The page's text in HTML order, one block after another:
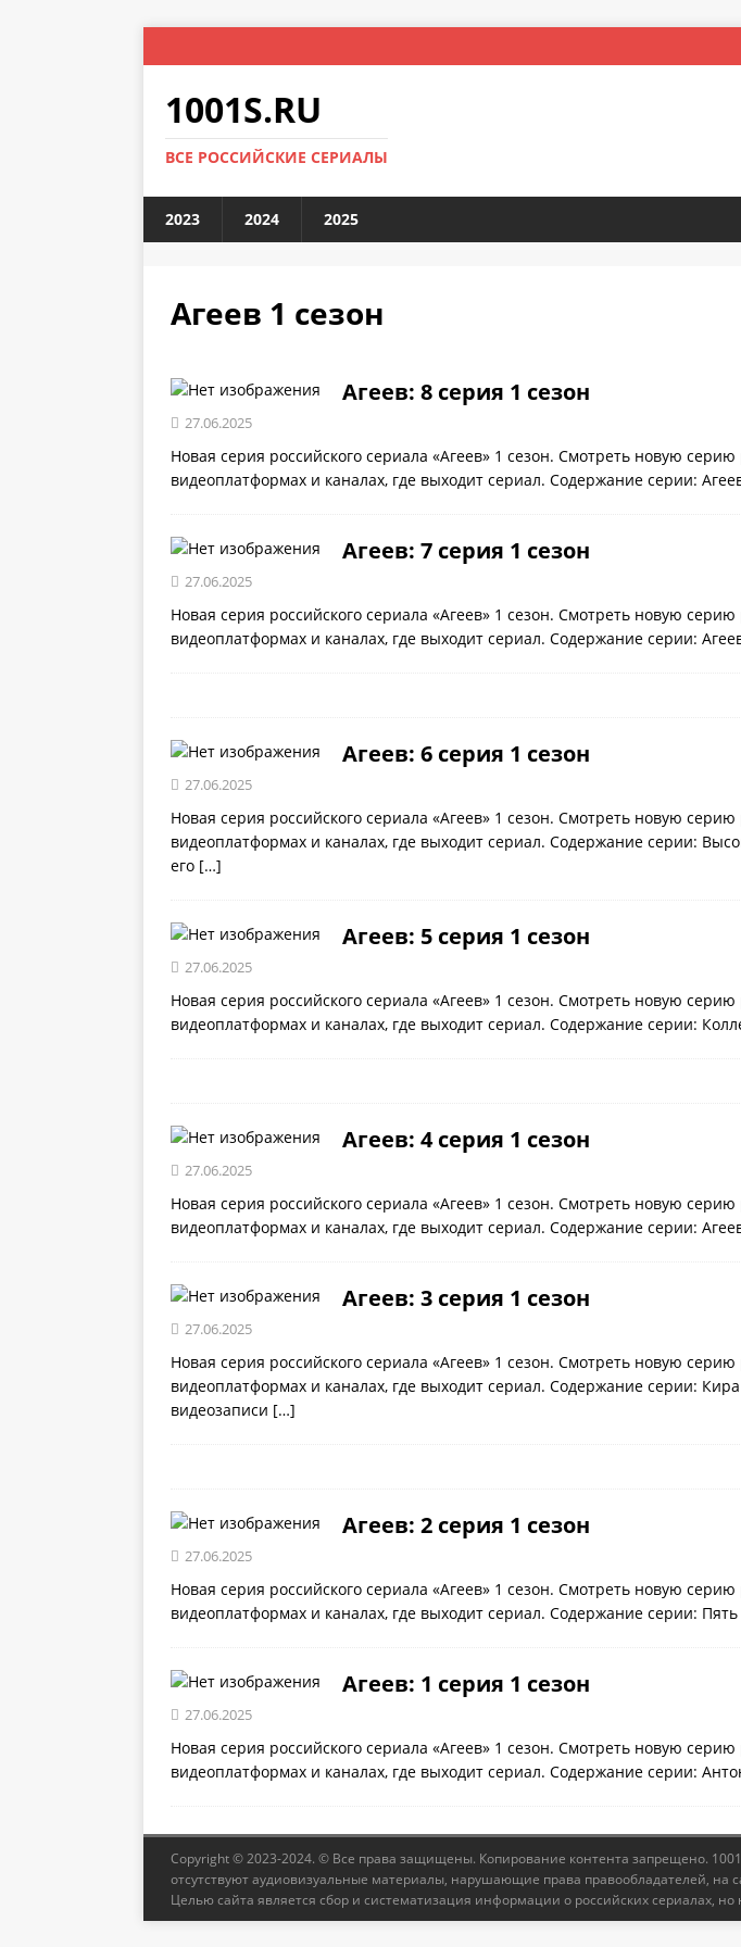
1001S.RU
ВСЕ РОССИЙСКИЕ СЕРИАЛЫ
2023 2024 2025
Агеев 1 сезон
Агеев: 8 серия 1 сезон
27.06.2025
Новая серия российского сериала «Агеев» 1 сезон. Смотреть новую
видеоплатформах и каналах, где выходит сериал. Содержание серии:
Агеев: 7 серия 1 сезон
27.06.2025
Новая серия российского сериала «Агеев» 1 сезон. Смотреть новую
видеоплатформах и каналах, где выходит сериал. Содержание серии:
Агеев: 6 серия 1 сезон
27.06.2025
Новая серия российского сериала «Агеев» 1 сезон. Смотреть новую
видеоплатформах и каналах, где выходит сериал. Содержание серии:
его […]
Агеев: 5 серия 1 сезон
27.06.2025
Новая серия российского сериала «Агеев» 1 сезон. Смотреть новую
видеоплатформах и каналах, где выходит сериал. Содержание серии:
Агеев: 4 серия 1 сезон
27.06.2025
Новая серия российского сериала «Агеев» 1 сезон. Смотреть новую
видеоплатформах и каналах, где выходит сериал. Содержание серии:
Агеев: 3 серия 1 сезон
27.06.2025
Новая серия российского сериала «Агеев» 1 сезон. Смотреть новую
видеоплатформах и каналах, где выходит сериал. Содержание серии:
видеозаписи […]
Агеев: 2 серия 1 сезон
27.06.2025
Новая серия российского сериала «Агеев» 1 сезон. Смотреть новую
видеоплатформах и каналах, где выходит сериал. Содержание серии:
Агеев: 1 серия 1 сезон
27.06.2025
Новая серия российского сериала «Агеев» 1 сезон. Смотреть новую
видеоплатформах и каналах, где выходит сериал. Содержание серии:
Copyright © 2023-2024. © Все права защищены. Копирование контента запрещено.
отсутствуют аудиовизуальные материалы, нарушающие права правообладателей, на
Целью сайта является сбор и систематизация информации о российских сериалах,